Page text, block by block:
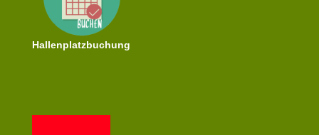
Hallenplatzbuchung